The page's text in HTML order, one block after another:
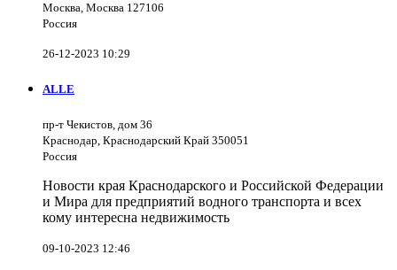
Москва, Москва 127106
Россия
26-12-2023 10:29
ALLE
пр-т Чекистов, дом 36
Краснодар, Краснодарский Край 350051
Россия
Новости края Краснодарского и Российской Федерации
и Мира для предприятий водного транспорта и всех
кому интересна недвижимость
09-10-2023 12:46